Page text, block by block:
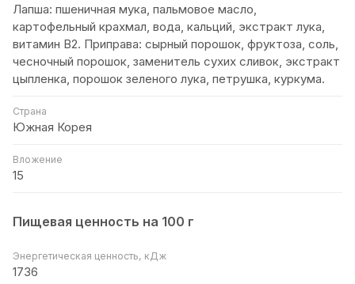
Лапша: пшеничная мука, пальмовое масло,
картофельный крахмал, вода, кальций, экстракт лука,
витамин В2. Приправа: сырный порошок, фруктоза, соль,
чесночный порошок, заменитель сухих сливок, экстракт
цыпленка, порошок зеленого лука, петрушка, куркума.
Страна
Южная Корея
Вложение
15
Пищевая ценность на 100 г
Энергетическая ценность, кДж
1736